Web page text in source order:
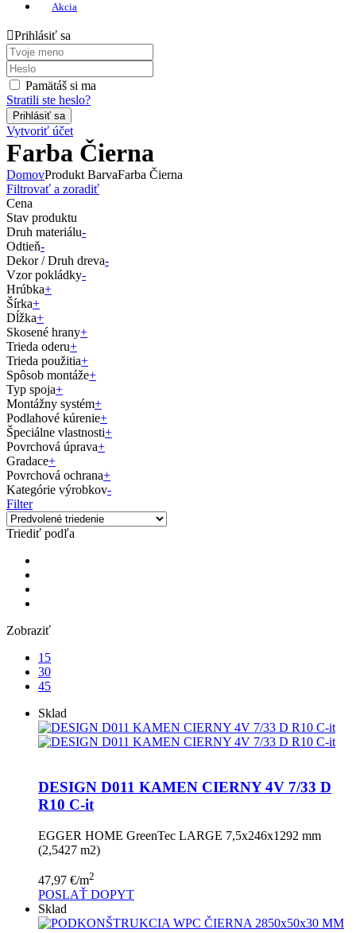
Akcia
Prihlásiť sa
Pamätáš si ma
Stratili ste heslo?
Vytvoriť účet
Farba Čierna
DomovProdukt BarvaFarba Čierna
Filtrovať a zoradiť
Cena
Stav produktu
Druh materiálu-
Odtieň-
Dekor / Druh dreva-
Vzor pokládky-
Hrúbka+
Šírka+
Dĺžka+
Skosené hrany+
Trieda oderu+
Trieda použitia+
Spôsob montáže+
Typ spoja+
Montážny systém+
Podlahové kúrenie+
Špeciálne vlastnosti+
Povrchová úprava+
Gradace+
Povrchová ochrana+
Kategórie výrobkov-
Filter
Triediť podľa
Zobraziť
15
30
45
Sklad
DESIGN D011 KAMEN CIERNY 4V 7/33 D
R10 C-it
EGGER HOME GreenTec LARGE 7,5x246x1292 mm
(2,5427 m2)
47,97 €/m2
POSLAŤ DOPYT
Sklad